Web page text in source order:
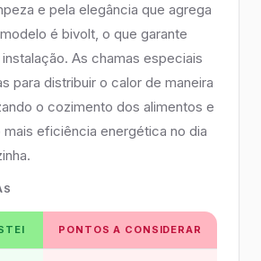
e pela elegância que agrega
é bivolt, o que garante
As chamas especiais
para distribuir o calor de maneira
o cozimento dos alimentos e
eficiência energética no dia
PONTOS A CONSIDERAR